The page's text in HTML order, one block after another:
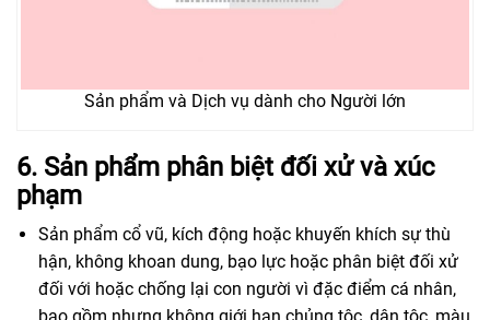
Sản phẩm và Dịch vụ dành cho Người lớn
6. Sản phẩm phân biệt đối xử và xúc
phạm
Sản phẩm cổ vũ, kích động hoặc khuyến khích sự thù
hận, không khoan dung, bạo lực hoặc phân biệt đối xử
đối với hoặc chống lại con người vì đặc điểm cá nhân,
bao gồm nhưng không giới hạn chủng tộc, dân tộc, màu